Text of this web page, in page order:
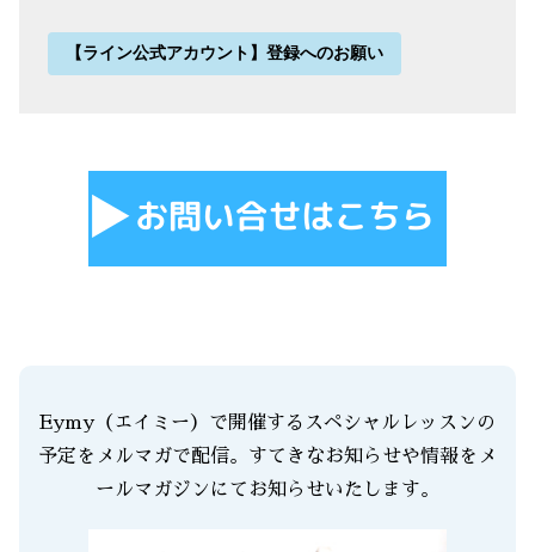
【ライン公式アカウント】登録へのお願い
Eymy（エイミー）で開催するスペシャルレッスンの
予定をメルマガで配信。すてきなお知らせや情報をメ
ールマガジンにてお知らせいたします。